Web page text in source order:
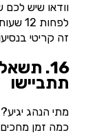
וודאו שיש
לפחות 12 שעות לפני ההסעה
זה קריטי
16.
תתביישו
מתי הנהג
כמה זמן